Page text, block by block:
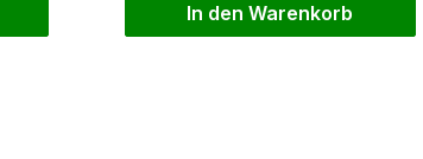
In den Warenkorb